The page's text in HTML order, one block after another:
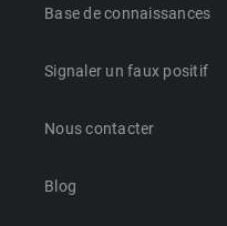
Base de connaissances
Signaler un faux positif
Nous contacter
Blog